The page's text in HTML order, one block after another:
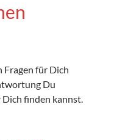
Fragen für Dich
Du
finden kannst.